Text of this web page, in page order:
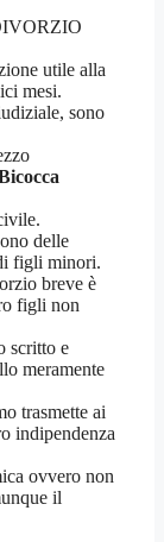
utile alla
mesi.
sono
delle
figli minori.
breve è
figli non
scritto e
meramente
trasmette ai
indipendenza
ovvero non
il